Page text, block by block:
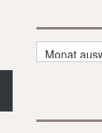
Timeline